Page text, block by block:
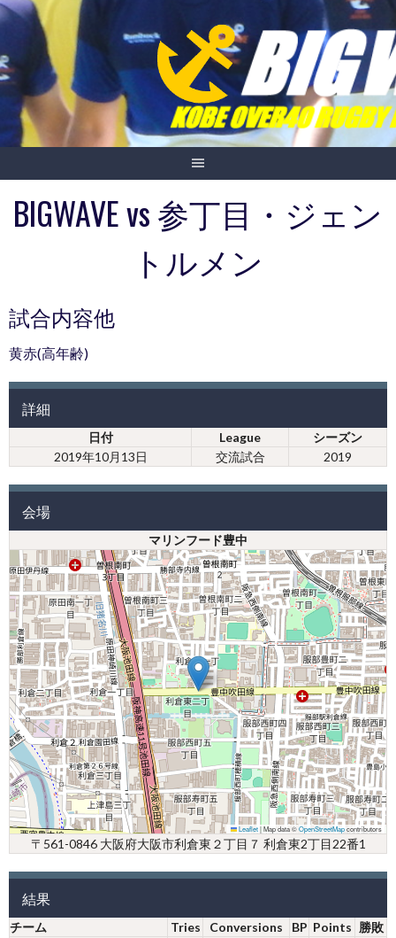
Skip
content
BIGWAVE vs 参丁目・ジェン
トルメン
試合内容他
黄赤(高年齢)
詳細
日付 League
シーズン
2019年10月13日
交流試合 2019
会場
マリンフード豊中
Leaflet|Map data ©OpenStreetMapcontributors
〒561-0846 大阪府大阪市利倉東２丁目７ 利倉東2丁目22番1
結果
チーム Tries Conversions BP Points 勝敗